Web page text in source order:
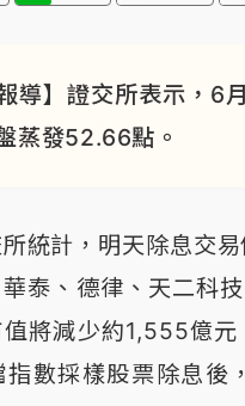
導】證交所表示，6
蒸發52.66點。
統計，明天除息交
泰、德律、天二科
將減少約1,555億
指數採樣股票除息後